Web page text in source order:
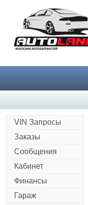
VIN Запросы
Заказы
Сообщения
Кабинет
Финансы
Гараж